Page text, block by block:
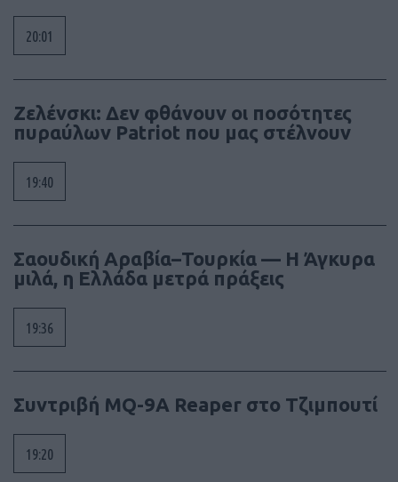
20:01
Ζελένσκι: Δεν φθάνουν οι ποσότητες
πυραύλων Patriot που μας στέλνουν
19:40
Σαουδική Αραβία–Τουρκία — Η Άγκυρα
μιλά, η Ελλάδα μετρά πράξεις
19:36
Συντριβή MQ-9A Reaper στο Τζιμπουτί
19:20